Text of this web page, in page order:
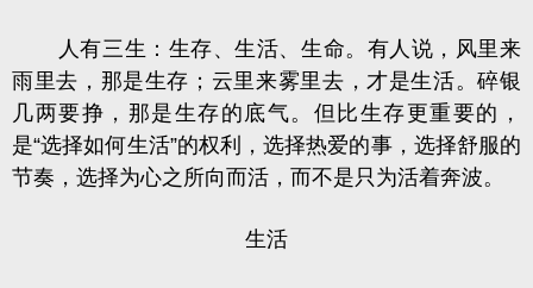
人有三生：生存、生活、生命。有人说，风里来
雨里去，那是生存；云里来雾里去，才是生活。碎银
几两要挣，那是生存的底气。但比生存更重要的，
是“选择如何生活”的权利，选择热爱的事，选择舒服的
节奏，选择为心之所向而活，而不是只为活着奔波。
生活